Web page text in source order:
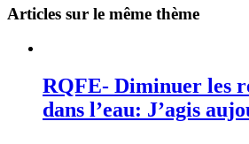
Articles sur le même thème
RQFE- Diminuer les
dans l’eau: J’agis